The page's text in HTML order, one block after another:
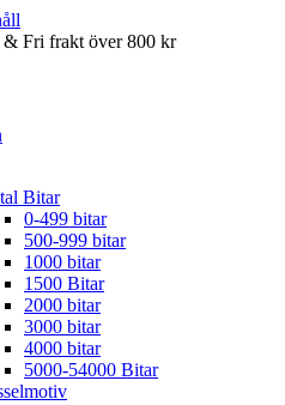
Fri frakt över 800 kr
Bitar
0-499 bitar
500-999 bitar
1000 bitar
1500 Bitar
2000 bitar
3000 bitar
4000 bitar
5000-54000 Bitar